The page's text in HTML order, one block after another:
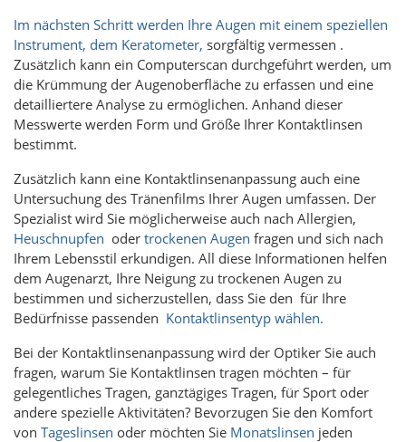
Im nächsten Schritt werden Ihre Augen mit einem speziellen
Instrument, dem Keratometer, sorgfältig vermessen .
Zusätzlich kann ein Computerscan durchgeführt werden, um
die Krümmung der Augenoberfläche zu erfassen und eine
detailliertere Analyse zu ermöglichen. Anhand dieser
Messwerte werden Form und Größe Ihrer Kontaktlinsen
bestimmt.
Zusätzlich kann eine Kontaktlinsenanpassung auch eine
Untersuchung des Tränenfilms Ihrer Augen umfassen. Der
Spezialist wird Sie möglicherweise auch nach Allergien,
Heuschnupfen oder trockenen Augen fragen und sich nach
Ihrem Lebensstil erkundigen. All diese Informationen helfen
dem Augenarzt, Ihre Neigung zu trockenen Augen zu
bestimmen und sicherzustellen, dass Sie den für Ihre
Bedürfnisse passenden Kontaktlinsentyp wählen.
Bei der Kontaktlinsenanpassung wird der Optiker Sie auch
fragen, warum Sie Kontaktlinsen tragen möchten – für
gelegentliches Tragen, ganztägiges Tragen, für Sport oder
andere spezielle Aktivitäten? Bevorzugen Sie den Komfort
von Tageslinsen oder möchten Sie Monatslinsen jeden